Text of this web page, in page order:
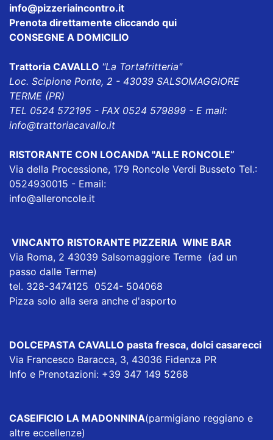
info@pizzeriaincontro.it
Prenota direttamente cliccando qui
CONSEGNE A DOMICILIO
Trattoria CAVALLO "La Tortafritteria"
Loc. Scipione Ponte, 2 - 43039 SALSOMAGGIORE
TERME (PR)
TEL 0524 572195 - FAX 0524 579899 - E mail:
info@trattoriacavallo.it
RISTORANTE CON LOCANDA "ALLE RONCOLE”
Via della Processione, 179 Roncole Verdi Busseto Tel.:
0524930015 - Email:
info@alleroncole.it
VINCANTO RISTORANTE PIZZERIA WINE BAR
Via Roma, 2 43039 Salsomaggiore Terme (ad un
passo dalle Terme)
tel. 328-3474125 0524- 504068
Pizza solo alla sera anche d'asporto
DOLCEPASTA CAVALLO pasta fresca, dolci casarecci
Via Francesco Baracca, 3, 43036 Fidenza PR
Info e Prenotazioni: +39 347 149 5268
CASEIFICIO LA MADONNINA(parmigiano reggiano e
altre eccellenze)